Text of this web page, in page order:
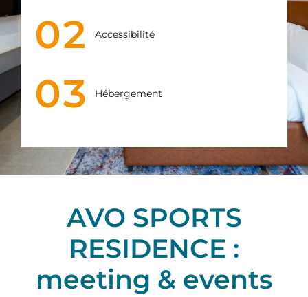
02 Accessibilité
03 Hébergement
AVO SPORTS
RESIDENCE :
meeting & events